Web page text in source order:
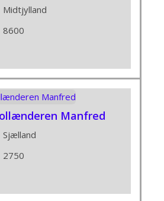
Midtjylland
8600
Manfred
Sjælland
2750